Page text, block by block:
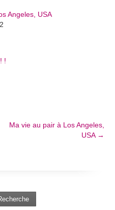
Angeles, USA
!
Ma vie au pair à Los Angeles,
USA →